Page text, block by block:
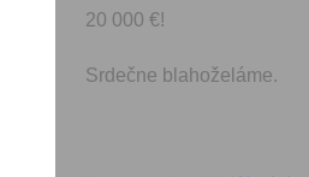
20 000 €!
Srdečne blahoželáme.